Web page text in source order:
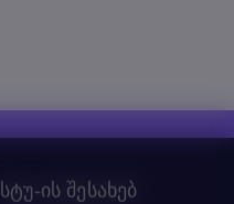
სტუ-ის შესახებ